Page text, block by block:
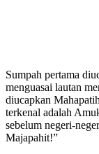
Sumpah pertama
menguasai lautan
diucapkan
terkenal adalah
sebelum negeri-
Majapahit!”